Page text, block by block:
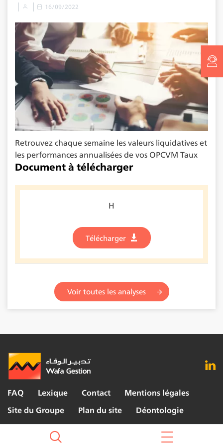
16/09/2022
Retrouvez chaque semaine les valeurs liquidatives et
les performances annualisées de vos OPCVM Taux
Document à télécharger
H
Télécharger
Voir toutes les analyses
FAQ Lexique Contact
Mentions légales
Site du Groupe
Plan du site Déontologie